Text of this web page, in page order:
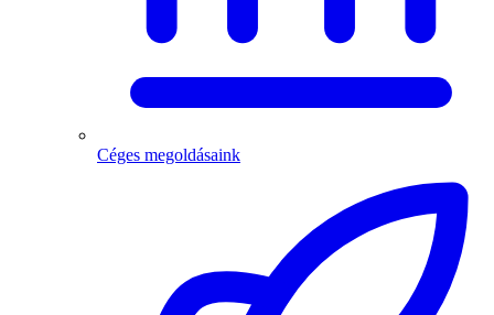
Céges megoldásaink